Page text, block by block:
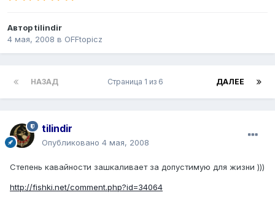
Авторtilindir
4 мая, 2008 в OFFtopicz
НАЗАД ДАЛЕЕ
Страница 1 из 6
tilindir
Опубликовано 4 мая, 2008
Степень кавайности зашкаливает за допустимую для жизни )))
http://fishki.net/comment.php?id=34064